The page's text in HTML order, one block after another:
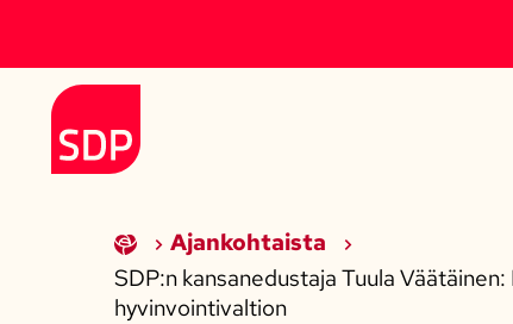
Etusivulle
Ajankohtaista
SDP:n kansanedustaja Tuula
hyvinvointivaltion